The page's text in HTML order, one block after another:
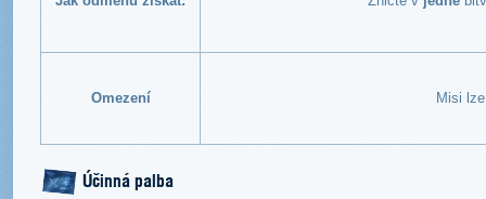
Omezení Misi
Účinná palba